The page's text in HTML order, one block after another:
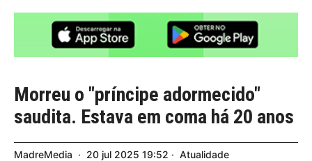
Morreu o "príncipe adormecido"
saudita. Estava em coma há 20 anos
MadreMedia 20 jul 2025 19:52 Atualidade